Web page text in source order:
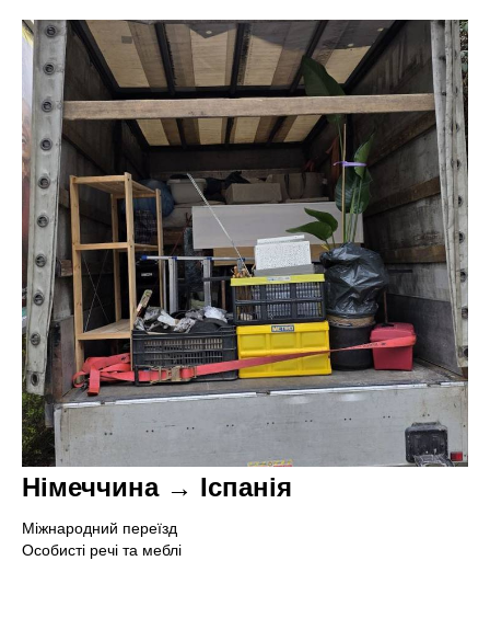
Німеччина → Іспанія
Міжнародний переїзд
Особисті речі та меблі